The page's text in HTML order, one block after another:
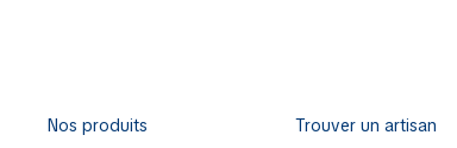
Nos produits Trouver un artisan